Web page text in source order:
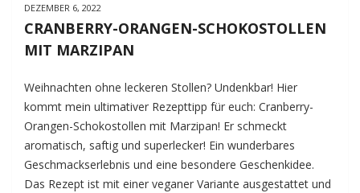
DEZEMBER 6, 2022
CRANBERRY-ORANGEN-SCHOKOSTOLLEN
MIT MARZIPAN
Weihnachten ohne leckeren Stollen? Undenkbar! Hier
kommt mein ultimativer Rezepttipp für euch: Cranberry-
Orangen-Schokostollen mit Marzipan! Er schmeckt
aromatisch, saftig und superlecker! Ein wunderbares
Geschmackserlebnis und eine besondere Geschenkidee.
Das Rezept ist mit einer veganer Variante ausgestattet und